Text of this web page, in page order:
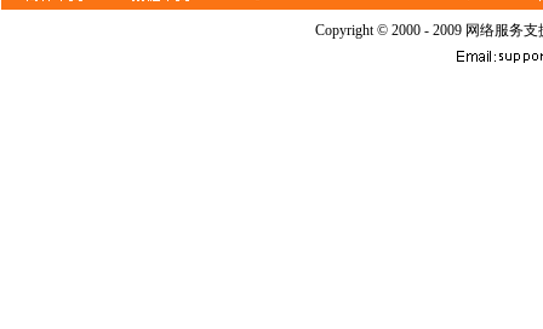
Copyright © 2000 - 2009 网络服务